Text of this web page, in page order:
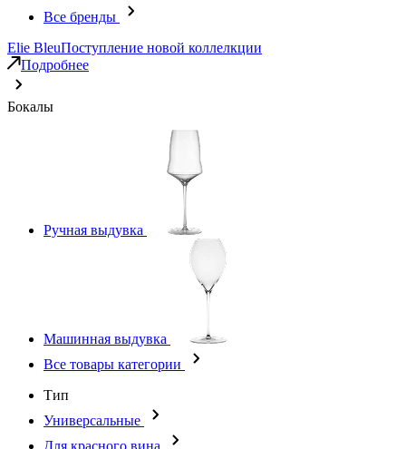
Все бренды
Elie BleuПоступление новой коллелкции
Подробнее
Бокалы
Ручная выдувка
Машинная выдувка
Все товары категории
Тип
Универсальные
Для красного вина